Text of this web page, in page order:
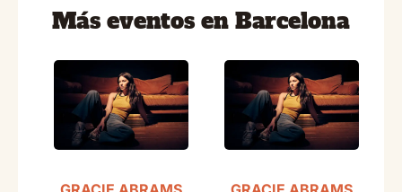
Más eventos en Barcelona